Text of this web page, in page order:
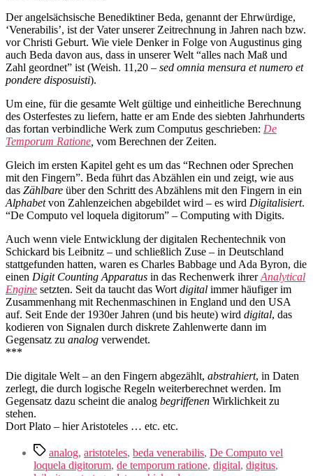
Der angelsächsische Benediktiner Beda, genannt der Ehrwürdige,
‘Venerabilis’, ist der Vater unserer Zeitrechnung in Jahren nach bzw.
vor Christi Geburt. Wie viele Denker in Folge von Augustinus ging
auch Beda davon aus, dass in unserer Welt “alles nach Maß und
Zahl geordnet” ist (Weish. 11,20 – sed omnia mensura et numero et
pondere disposuisti).
Um eine, für die gesamte Welt gültige und einheitliche Berechnung
des Osterfestes zu liefern, hatte er am Ende des siebten Jahrhunderts
das fortan verbindliche Werk zum Computus geschrieben: De
Temporum Ratione vom Berechnen der Zeiten.
Gleich im ersten Kapitel geht es um das “Rechnen oder Sprechen
mit den Fingern”. Beda führt das Abzählen ein und zeigt, wie aus
das Zählbare über den Schritt des Abzählens mit den Fingern in ein
Alphabetvon Zahlenzeichen abgebildet wird – es wird Digitalisiert.
“De Computo vel loquela digitorum” – Computing with Digits.
Auch wenn viele Entwicklung der digitalen Rechentechnik von
Schickard bis Leibnitz – und schließlich Zuse – in Deutschland
stattgefunden hatten, waren es Charles Babbage und Ada Byron, die
einen Digit Counting Apparatus in das Rechenwerk ihrerAnalytical
Engine setzten. Seit da taucht das Wort digital immer häufiger im
Zusammenhang mit Rechenmaschinen in England und den USA
auf. Seit Ende der 1930er Jahren (und bis heute) wird digital, das
kodieren von Signalen durch diskrete Zahlenwerte dann im
Gegensatz zu analog verwendet.
***
Die digitale Welt – an den Fingern abgezählt, abstrahiert, in Daten
zerlegt, die durch logische Regeln weiterberechnet werden. Im
Gegensatz dazu scheint die analog begriffenen Wirklichkeit zu
stehen.
Dort Plato – hier Aristoteles … etc. etc.
Tagsanalog, aristoteles, beda venerabilis, De Computo vel
loquela digitorum, de temporum ratione, digital, digitus,